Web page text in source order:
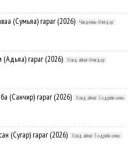
(Сумьяа) гараг (2026) Чандмань-Өчигдөр
гараг (2026) Ховд аймаг-Өчигдөр
(Санчир) гараг (2026) Ховд аймаг-3 өдрийн өмнө
(Сугар) гараг (2026) Ховд аймаг-3 өдрийн өмнө